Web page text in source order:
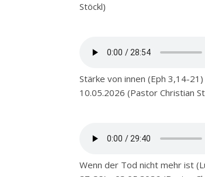
Stöckl)
Stärke von innen (Eph 3,14-21)
10.05.2026 (Pastor Christian
Wenn der Tod nicht mehr ist